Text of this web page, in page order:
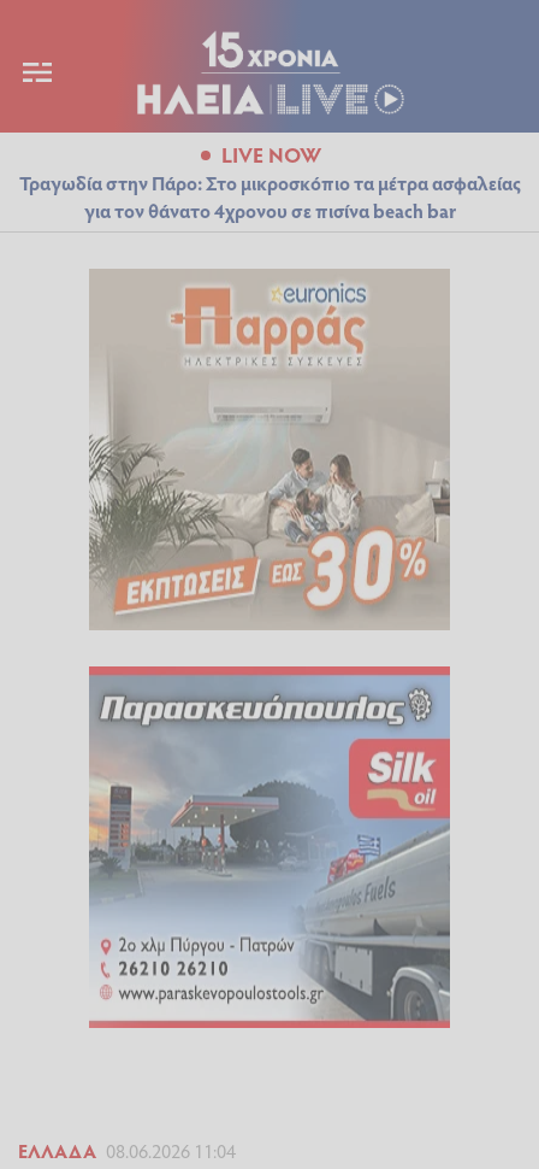
LIVE NOW
Τραγωδία στην Πάρο: Στο μικροσκόπιο τα μέτρα ασφαλείας
για τον θάνατο 4χρονου σε πισίνα beach bar
ΕΛΛΆΔΑ 08.06.2026 11:04